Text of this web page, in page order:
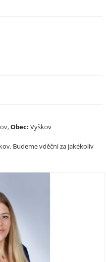
Obec:Vyškov
Budeme vděční za jakékoliv